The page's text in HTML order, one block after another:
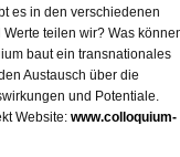
es in den verschiedenen
teilen wir? Was
baut ein transnationales
Austausch über die
und Potentiale.
Website: www.colloquium-